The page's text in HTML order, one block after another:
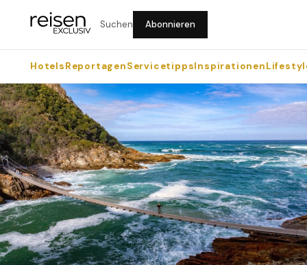
Suchen Abonnieren
HotelsReportagenServicetippsInspirationen